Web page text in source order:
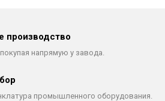
производство
напрямую у завода.
промышленного оборудования.